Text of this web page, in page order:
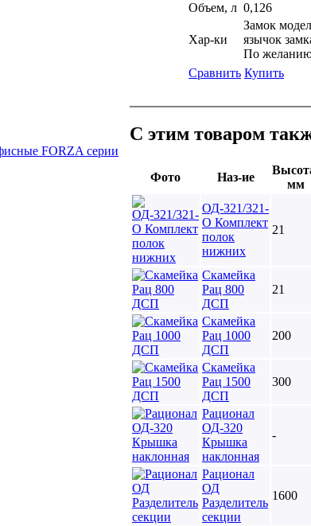
FORZA серии
Объем, л 0,126
Хар-ки
Замок
язычок
По желанию
Сравнить Купить
С этим товаром
Фото Наз-ие
мм
ОД-321/321-
О Комплект
полок
нижних
21
Скамейка
Рац 800
ДСП
21
Скамейка
Рац 1000
ДСП
200
Скамейка
Рац 1500
ДСП
300
Рационал
ОД-320
Крышка
наклонная
-
Рационал
ОД
Разделитель
секции
1600